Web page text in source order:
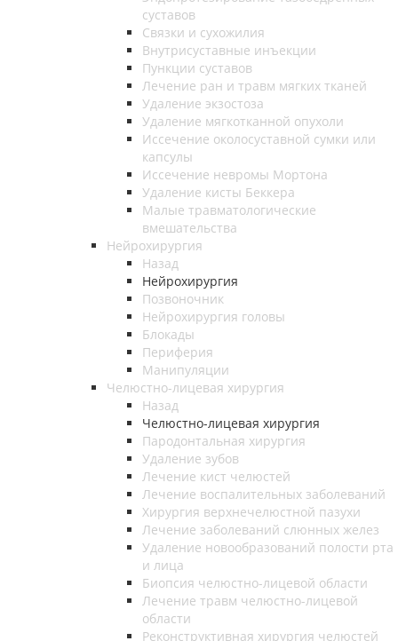
суставов
Связки и сухожилия
Внутрисуставные инъекции
Пункции суставов
Лечение ран и травм мягких тканей
Удаление экзостоза
Удаление мягкотканной опухоли
Иссечение околосуставной сумки или
капсулы
Иссечение невромы Мортона
Удаление кисты Беккера
Малые травматологические
вмешательства
Нейрохирургия
Назад
Нейрохирургия
Позвоночник
Нейрохирургия головы
Блокады
Периферия
Манипуляции
Челюстно-лицевая хирургия
Назад
Челюстно-лицевая хирургия
Пародонтальная хирургия
Удаление зубов
Лечение кист челюстей
Лечение воспалительных заболеваний
Хирургия верхнечелюстной пазухи
Лечение заболеваний слюнных желез
Удаление новообразований полости рта
и лица
Биопсия челюстно-лицевой области
Лечение травм челюстно-лицевой
области
Реконструктивная хирургия челюстей